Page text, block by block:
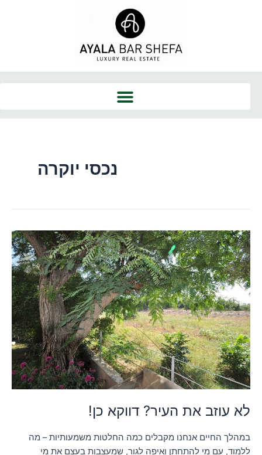
נכסי יוקרה
לא עוזב את העיר? דווקא כן!
במהלך החיים אנחנו מקבלים כמה החלטות משמעותיות – מה
ללמוד, עם מי להתחתן ואיפה לגור, שמעצבות בעצם את מי
לא
עוזב
את
העיר?
דווקא
כן!